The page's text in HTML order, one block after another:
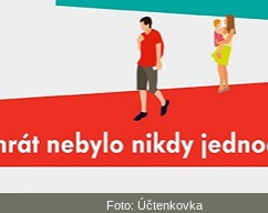
Foto: Účtenkovka